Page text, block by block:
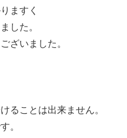
ますく
した。
ざいました。
ることは出来ません。
。